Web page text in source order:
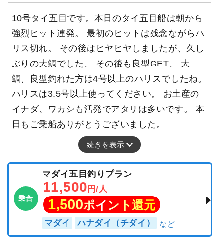
10号タイ五目です。本日のタイ五目船は朝から
強烈ヒット連発。 最初のヒットは残念ながらハ
リス切れ。 その後はヒヤヒヤしましたが、久し
ぶりの大鯛でした。 その後も良型GET。 大
鯛、良型釣れた方は4号以上のハリスでしたね。
ハリスは3.5号以上使ってください。 お土産の
イナダ、ワカシも活発でアタリは多いです。 本
日もご乗船ありがとうございました。
続きを表示
乗合
マダイ五目釣りプラン
11,500 円/人
1,500ポイント還元
マダイ ハナダイ（チダイ）